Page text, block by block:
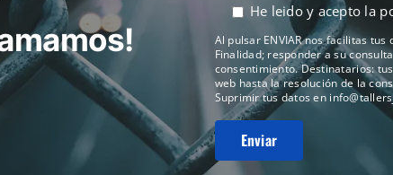
He leido y acepto la
Al pulsar ENVIAR nos facilitas
Finalidad; responder a su
consentimiento. Destinatarios:
web hasta la resolución de la
Suprimir tus datos en